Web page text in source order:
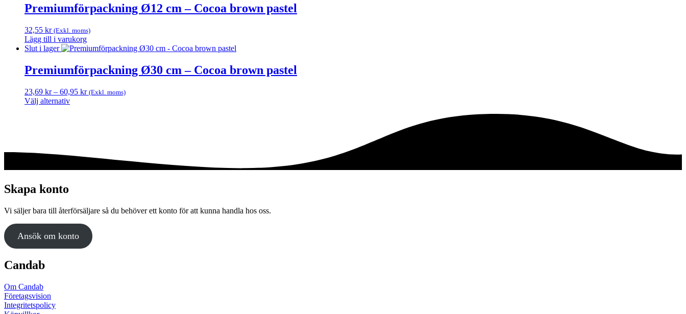
kan
väljas
på
produktsidan
Premiumförpackning Ø12 cm – Cocoa brown pastel
32,55 kr (Exkl. moms)
Lägg till i varukorg
Slut i lager
Premiumförpackning Ø30 cm – Cocoa brown pastel
23,69 kr – 60,95 krPrisintervall:
(Exkl. moms)
Välj alternativ
varianter.
alternativen
kan
på
Skapa konto
Vi säljer bara till återförsäljare så du behöver ett konto för att kunna handla hos oss.
Ansök om konto
Candab
Om Candab
Företagsvision
Integritetspolicy